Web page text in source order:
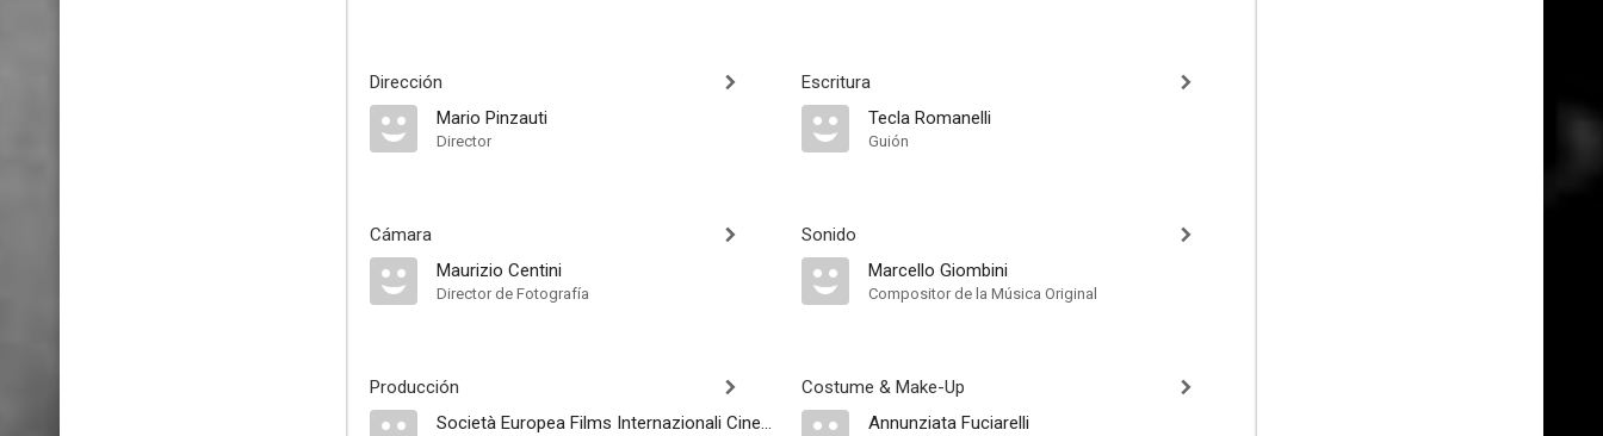
Dirección
Mario Pinzauti
Director
Cámara
Maurizio Centini
Director de Fotografía
Producción
Società Europea Films Internazionali Cinematografica
Escritura
Tecla Romanelli
Guión
Sonido
Marcello Giombini
Compositor de la Música Original
Costume & Make-Up
Annunziata Fuciarelli